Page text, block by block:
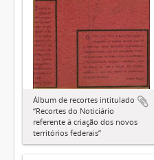
Álbum de recortes intitulado
“Recortes do Noticiário
referente à criação dos novos
territórios federais”